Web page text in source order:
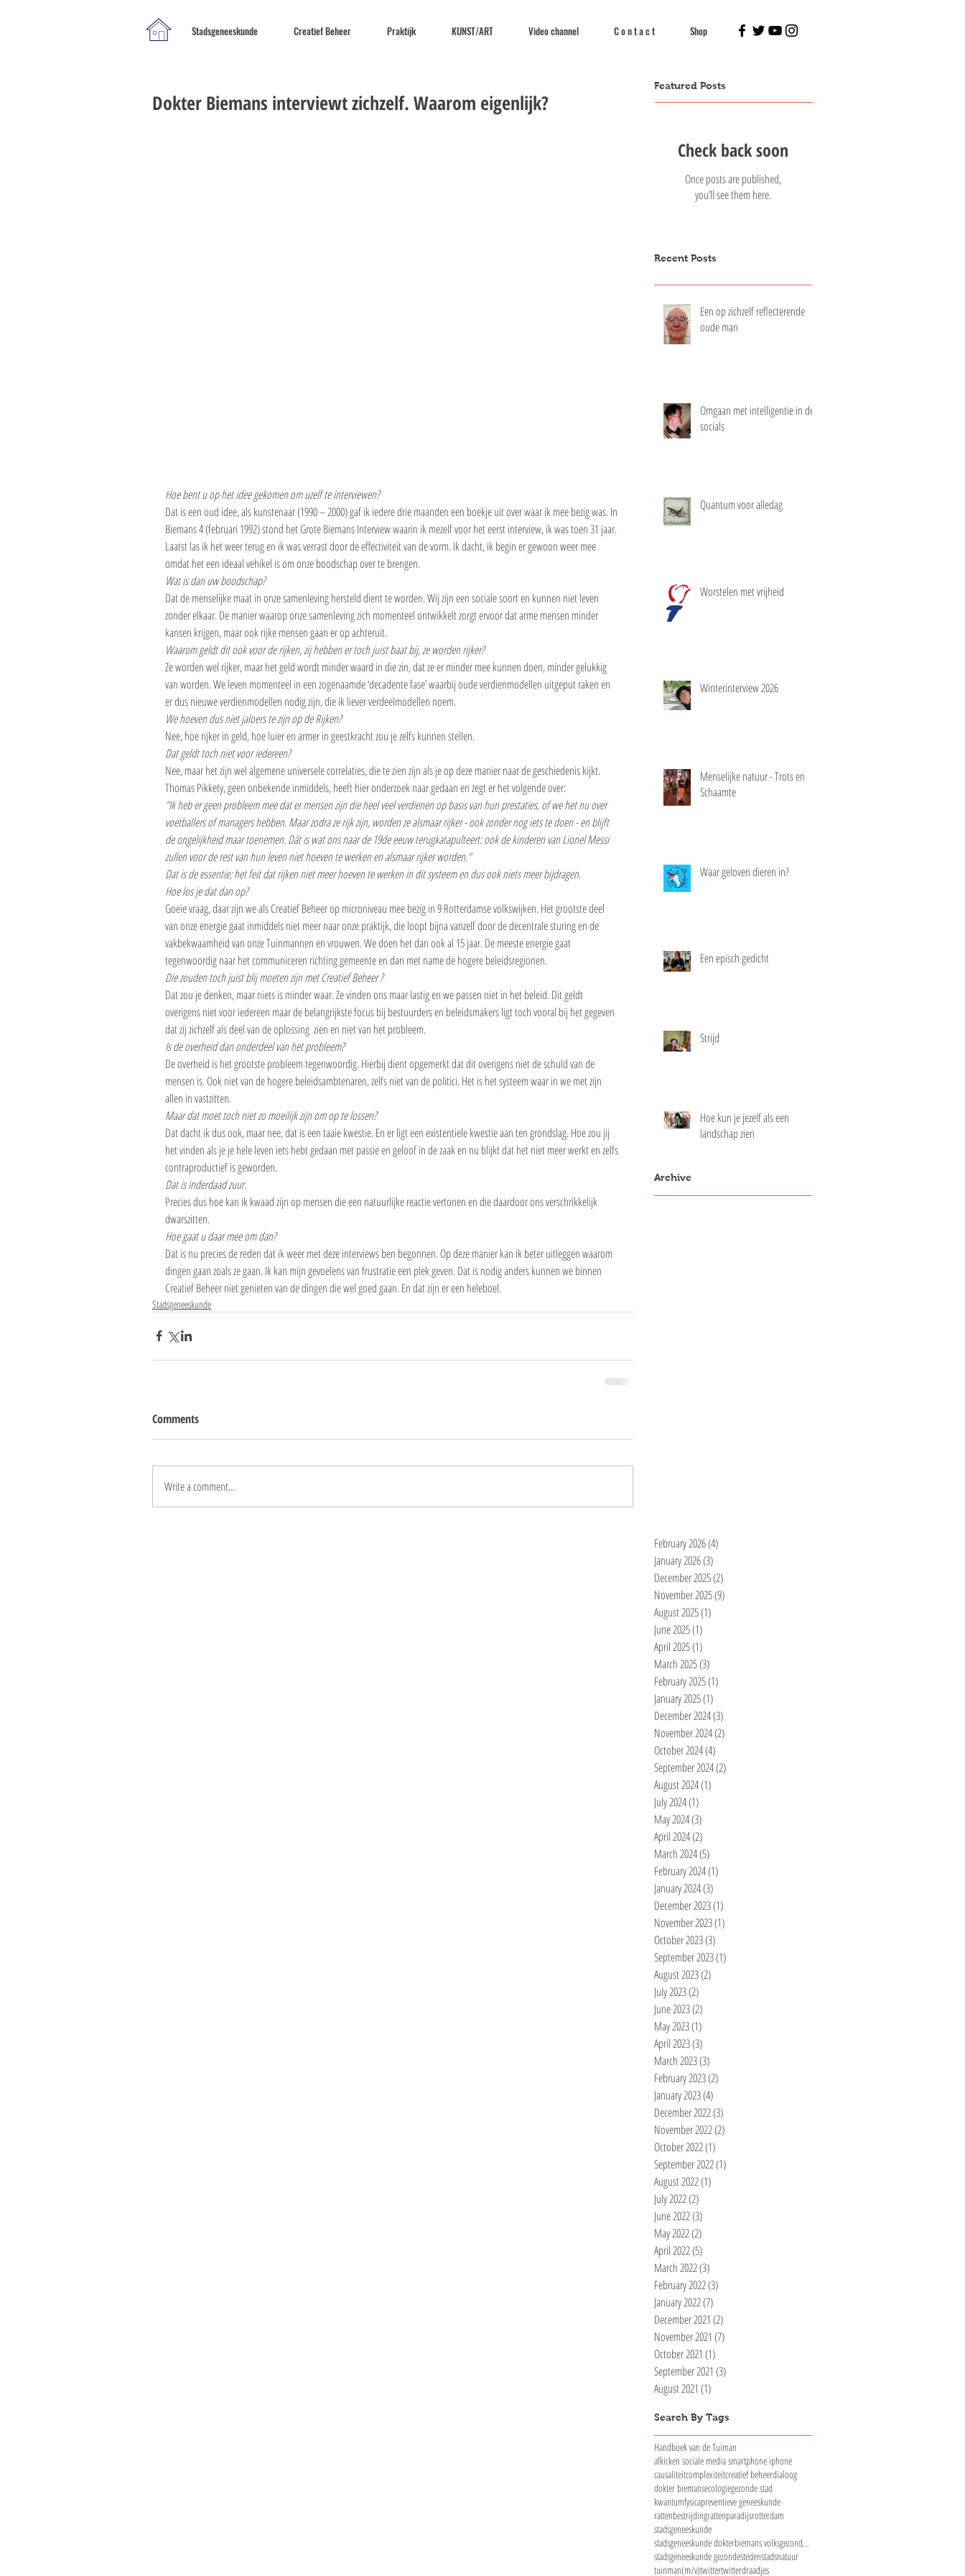
Stadsgeneeskunde Creatief Beheer Praktijk KUNST/ART Video channel C o n t a c t Shop
Dokter Biemans interviewt zichzelf. Waarom eigenlijk?
Hoe bent u op het idee gekomen om uzelf te interviewen?
Dat is een oud idee, als kunstenaar (1990 – 2000) gaf ik iedere drie maanden een boekje uit over waar ik mee bezig was. In
Biemans 4 (februari 1992) stond het Grote Biemans Interview waarin ik mezelf voor het eerst interview, ik was toen 31 jaar.
Laatst las ik het weer terug en ik was verrast door de effectiviteit van de vorm. Ik dacht, ik begin er gewoon weer mee
omdat het een ideaal vehikel is om onze boodschap over te brengen.
Wat is dan uw boodschap?
Dat de menselijke maat in onze samenleving hersteld dient te worden. Wij zijn een sociale soort en kunnen niet leven
zonder elkaar. De manier waarop onze samenleving zich momenteel ontwikkelt zorgt ervoor dat arme mensen minder
kansen krijgen, maar ook rijke mensen gaan er op achteruit.
Waarom geldt dit ook voor de rijken, zij hebben er toch juist baat bij, ze worden rijker?
Ze worden wel rijker, maar het geld wordt minder waard in die zin, dat ze er minder mee kunnen doen, minder gelukkig
van worden. We leven momenteel in een zogenaamde ‘decadente fase’ waarbij oude verdienmodellen uitgeput raken en
er dus nieuwe verdienmodellen nodig zijn, die ik liever verdeelmodellen noem.
We hoeven dus niet jaloers te zijn op de Rijken?
Nee, hoe rijker in geld, hoe luier en armer in geestkracht zou je zelfs kunnen stellen.
Dat geldt toch niet voor iedereen?
Nee, maar het zijn wel algemene universele correlaties, die te zien zijn als je op deze manier naar de geschiedenis kijkt.
Thomas Pikkety, geen onbekende inmiddels, heeft hier onderzoek naar gedaan en zegt er het volgende over:
"Ik heb er geen probleem mee dat er mensen zijn die heel veel verdienen op basis van hun prestaties, of we het nu over
voetballers of managers hebben. Maar zodra ze rijk zijn, worden ze alsmaar rijker - ook zonder nog iets te doen - en blijft
de ongelijkheid maar toenemen. Dát is wat ons naar de 19de eeuw terugkatapulteert: ook de kinderen van Lionel Messi
zullen voor de rest van hun leven niet hoeven te werken en alsmaar rijker worden."
Dat is de essentie; het feit dat rijken niet meer hoeven te werken in dit systeem en dus ook niets meer bijdragen.
Hoe los je dat dan op?
Goeie vraag, daar zijn we als Creatief Beheer op microniveau mee bezig in 9 Rotterdamse volkswijken. Het grootste deel
van onze energie gaat inmiddels niet meer naar onze praktijk, die loopt bijna vanzelf door de decentrale sturing en de
vakbekwaamheid van onze Tuinmannen en vrouwen. We doen het dan ook al 15 jaar. De meeste energie gaat
tegenwoordig naar het communiceren richting gemeente en dan met name de hogere beleidsregionen.
Die zouden toch juist blij moeten zijn met Creatief Beheer ?
Dat zou je denken, maar niets is minder waar. Ze vinden ons maar lastig en we passen niet in het beleid. Dit geldt
overigens niet voor iedereen maar de belangrijkste focus bij bestuurders en beleidsmakers ligt toch vooral bij het gegeven
dat zij zichzelf als deel van de oplossing  zien en niet van het probleem.
Is de overheid dan onderdeel van het probleem?
De overheid is het grootste probleem tegenwoordig. Hierbij dient opgemerkt dat dit overigens niet de schuld van de
mensen is. Ook niet van de hogere beleidsambtenaren, zelfs niet van de politici. Het is het systeem waar in we met zijn
allen in vastzitten.
Maar dat moet toch niet zo moeilijk zijn om op te lossen?
Dat dacht ik dus ook, maar nee, dat is een taaie kwestie. En er ligt een existentiele kwestie aan ten grondslag. Hoe zou jij
het vinden als je je hele leven iets hebt gedaan met passie en geloof in de zaak en nu blijkt dat het niet meer werkt en zelfs
contraproductief is geworden.
Dat is inderdaad zuur.
Precies dus hoe kan ik kwaad zijn op mensen die een natuurlijke reactie vertonen en die daardoor ons verschrikkelijk
dwarszitten.
Hoe gaat u daar mee om dan?
Dat is nu precies de reden dat ik weer met deze interviews ben begonnen. Op deze manier kan ik beter uitleggen waarom
dingen gaan zoals ze gaan. Ik kan mijn gevoelens van frustratie een plek geven. Dat is nodig anders kunnen we binnen
Creatief Beheer niet genieten van de dingen die wel goed gaan. En dat zijn er een heleboel.
Stadsgeneeskunde
Comments
Write a comment...
Featured Posts
Check back soon
Once posts are published,
you’ll see them here.
Recent Posts
Een op zichzelf reflecterende
oude man
Omgaan met intelligentie in de
socials
Quantum voor alledag
Worstelen met vrijheid
Winterinterview 2026
Menselijke natuur - Trots en
Schaamte
Waar geloven dieren in?
Een episch gedicht
Strijd
Hoe kun je jezelf als een
landschap zien
Archive
February 2026(4)
January 2026(3)
December 2025(2)
November 2025(9)
August 2025(1)
June 2025(1)
April 2025(1)
March 2025(3)
February 2025(1)
January 2025(1)
December 2024(3)
November 2024(2)
October 2024(4)
September 2024(2)
August 2024(1)
July 2024(1)
May 2024(3)
April 2024(2)
March 2024(5)
February 2024(1)
January 2024(3)
December 2023(1)
November 2023(1)
October 2023(3)
September 2023(1)
August 2023(2)
July 2023(2)
June 2023(2)
May 2023(1)
April 2023(3)
March 2023(3)
February 2023(2)
January 2023(4)
December 2022(3)
November 2022(2)
October 2022(1)
September 2022(1)
August 2022(1)
July 2022(2)
June 2022(3)
May 2022(2)
April 2022(5)
March 2022(3)
February 2022(3)
January 2022(7)
December 2021 (2)
November 2021 (7)
October 2021 (1)
September 2021 (3)
August 2021 (1)
Search By Tags
Handboek van de Tuiman
afkicken sociale media smartphone iphone
causaliteitcomplexiteitcreatief beheerdialoog
dokter biemansecologiegezonde stad
kwantumfysicapreventieve geneeskunde
rattenbestrijdingrattenparadijsrotterdam
stadsgeneeskunde
stadsgeneeskunde dokterbiemans volksgezondheid
stadsgeneeskunde gezondestedenstadsnatuur
tuinman(m/v)twittertwitterdraadjes